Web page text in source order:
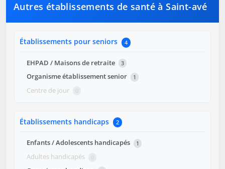
Autres établissements de santé à Saint-avé
Établissements pour seniors 4
EHPAD / Maisons de retraite 3
Organisme établissement senior 1
Centre de jour 0
Établissements handicaps 2
Enfants / Adolescents handicapés 1
Adultes handicapés 0